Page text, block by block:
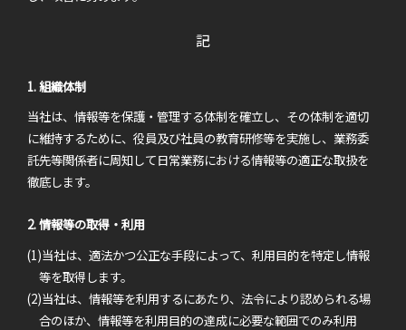
記
1. 組織体制
当社は、情報等を保護・管理する体制を確立し、その体制を適切
に維持するために、役員及び社員の教育研修等を実施し、業務委
託先等関係者に周知して日常業務における情報等の適正な取扱を
徹底します。
2. 情報等の取得・利用
(1)当社は、適法かつ公正な手段によって、利用目的を特定し情報
等を取得します。
(2)当社は、情報等を利用するにあたり、法令により認められる場
合のほか、情報等を利用目的の達成に必要な範囲でのみ利用